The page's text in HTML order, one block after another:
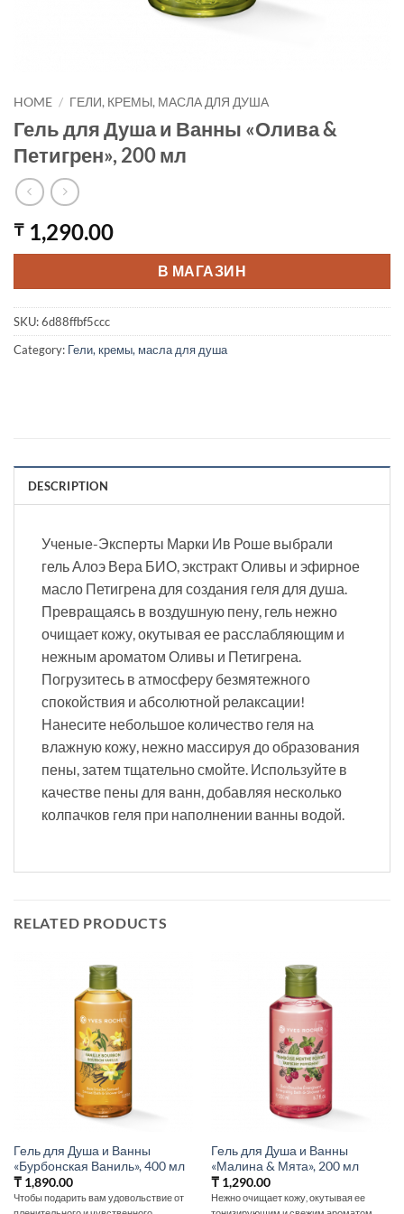
HOME / ГЕЛИ, КРЕМЫ, МАСЛА ДЛЯ ДУША
Гель для Душа и Ванны «Олива &
Петигрен», 200 мл
₸ 1,290.00
В МАГАЗИН
SKU:6d88ffbf5ccc
Category: Гели, кремы, масла для душа
DESCRIPTION
Ученые-Эксперты Марки Ив Роше выбрали
гель Алоэ Вера БИО, экстракт Оливы и эфирное
масло Петигрена для создания геля для душа.
Превращаясь в воздушную пену, гель нежно
очищает кожу, окутывая ее расслабляющим и
нежным ароматом Оливы и Петигрена.
Погрузитесь в атмосферу безмятежного
спокойствия и абсолютной релаксации!
Нанесите небольшое количество геля на
влажную кожу, нежно массируя до образования
пены, затем тщательно смойте. Используйте в
качестве пены для ванн, добавляя несколько
колпачков геля при наполнении ванны водой.
RELATED PRODUCTS
Гель для Душа и Ванны
«Бурбонская Ваниль», 400 мл
₸1,890.00
Чтобы подарить вам удовольствие от
Гель для Душа и Ванны
«Малина & Мята», 200 мл
₸1,290.00
Нежно очищает кожу, окутывая ее